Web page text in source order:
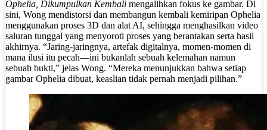
Ophelia, Dikumpulkan Kembali mengalihkan fokus ke gambar. Di
sini, Wong mendistorsi dan membangun kembali kemiripan Ophelia
menggunakan proses 3D dan alat AI, sehingga menghasilkan video
saluran tunggal yang menyoroti proses yang berantakan serta hasil
akhirnya. “Jaring-jaringnya, artefak digitalnya, momen-momen di
mana ilusi itu pecah—ini bukanlah sebuah kelemahan namun
sebuah bukti,” jelas Wong. “Mereka menunjukkan bahwa setiap
gambar Ophelia dibuat, keaslian tidak pernah menjadi pilihan.”